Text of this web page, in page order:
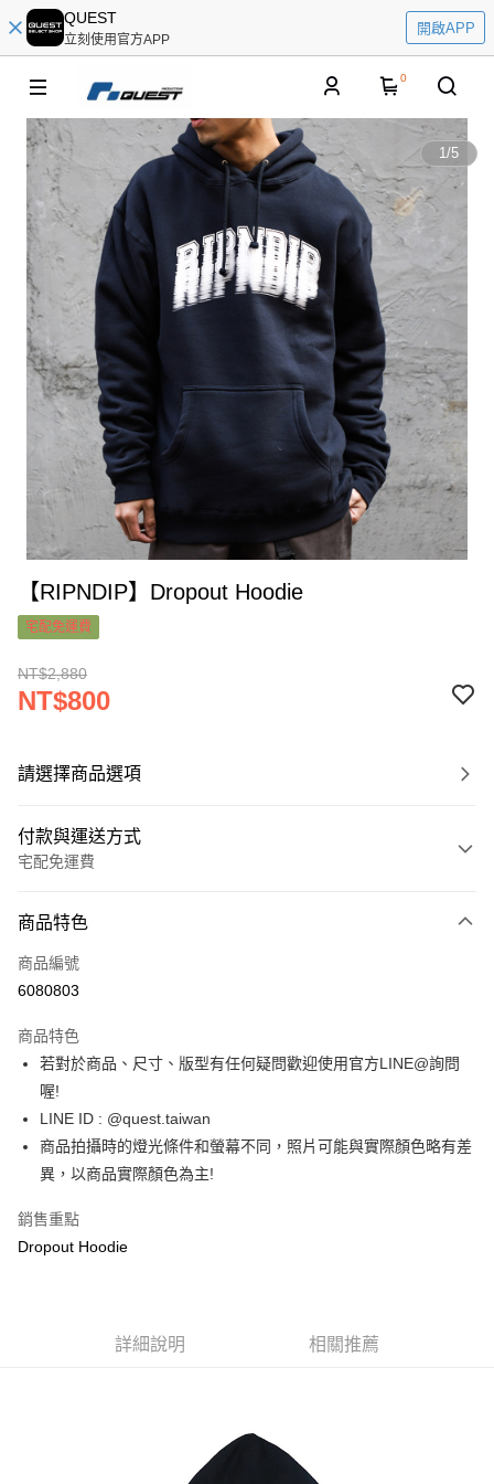
QUEST
立刻使用官方APP
開啟APP
0
1/5
【RIPNDIP】Dropout Hoodie
宅配免運費
NT$2,880
NT$800
請選擇商品選項
付款與運送方式
宅配免運費
信用卡一次付款
超商取貨付款
街口支付
ATM付款
運送方式
每筆NT$60，滿NT$1,500(含以上)免運費
7-11取貨付款
商品特色
商品編號
6080803
商品特色
若對於商品、尺寸、版型有任何疑問歡迎使用官方LINE@詢問
喔!
LINE ID : @quest.taiwan
商品拍攝時的燈光條件和螢幕不同，照片可能與實際顏色略有差
異，以商品實際顏色為主!
銷售重點
Dropout Hoodie
詳細說明 相關推薦